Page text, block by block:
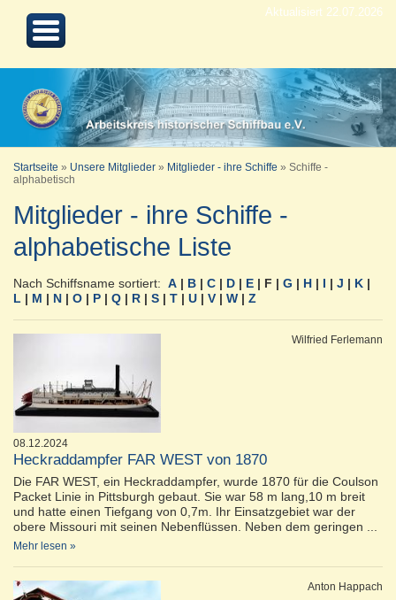
Aktualisiert 22.07.2026
Startseite » Unsere Mitglieder » Mitglieder - ihre Schiffe » Schiffe -
alphabetisch
Mitglieder - ihre Schiffe -
alphabetische Liste
Nach Schiffsname sortiert: A | B | C | D | E | F | G | H | I | J | K |
L | M | N | O | P | Q | R | S | T | U | V | W | Z
Wilfried Ferlemann
08.12.2024
Heckraddampfer FAR WEST von 1870
Die FAR WEST, ein Heckraddampfer, wurde 1870 für die Coulson
Packet Linie in Pittsburgh gebaut. Sie war 58 m lang,10 m breit
und hatte einen Tiefgang von 0,7m. Ihr Einsatzgebiet war der
obere Missouri mit seinen Nebenflüssen. Neben dem geringen ...
Mehr lesen »
Anton Happach